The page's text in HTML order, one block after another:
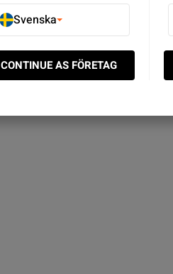
Svenska
CONTINUE AS FÖRETAG